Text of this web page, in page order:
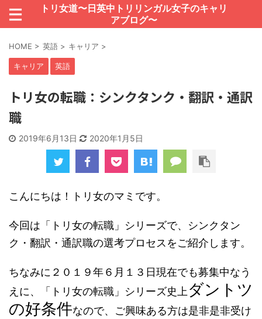
トリ女道〜日英中トリリンガル女子のキャリ
アブログ〜
HOME > 英語 > キャリア >
キャリア 英語
トリ女の転職：シンクタンク・翻訳・通訳
職
2019年6月13日 2020年1月5日
こんにちは！トリ女のマミです。
今回は「トリ女の転職」シリーズで、シンクタン
ク・翻訳・通訳職の選考プロセスをご紹介します。
ちなみに２０１９年６月１３日現在でも募集中なう
えに、「トリ女の転職」シリーズ史上 ダントツ
の好条件なので、ご興味ある方は是非是非受け